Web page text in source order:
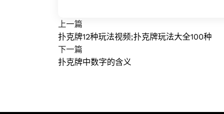
上一篇
扑克牌12种玩法视频;扑克牌玩法大全100种
下一篇
扑克牌中数字的含义